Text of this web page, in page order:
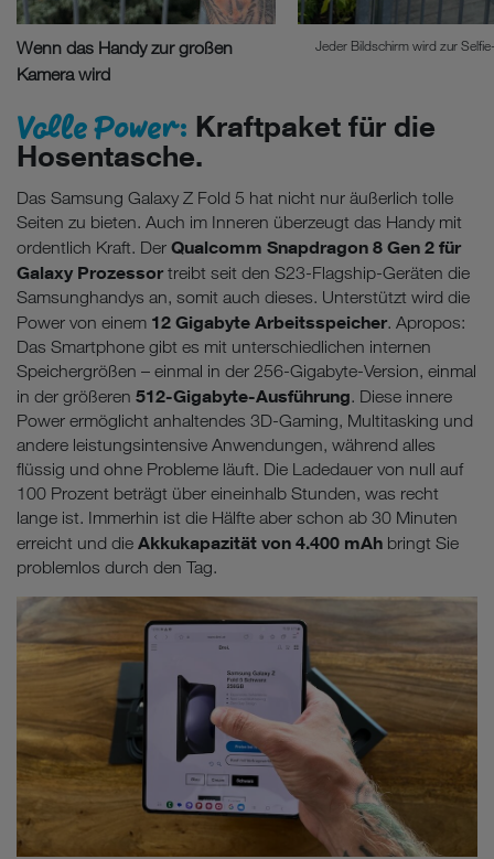
Wenn das Handy zur großen
Kamera wird
Jeder Bildschirm wird zur
Volle Power: Kraftpaket für die
Hosentasche.
Das Samsung Galaxy Z Fold 5 hat nicht nur äußerlich tolle
Seiten zu bieten. Auch im Inneren überzeugt das Handy mit
ordentlich Kraft. Der Qualcomm Snapdragon 8 Gen 2 für
Galaxy Prozessor treibt seit den S23-Flagship-Geräten die
Samsunghandys an, somit auch dieses. Unterstützt wird die
Power von einem 12 Gigabyte Arbeitsspeicher. Apropos:
Das Smartphone gibt es mit unterschiedlichen internen
Speichergrößen – einmal in der 256-Gigabyte-Version, einmal
in der größeren 512-Gigabyte-Ausführung. Diese innere
Power ermöglicht anhaltendes 3D-Gaming, Multitasking und
andere leistungsintensive Anwendungen, während alles
flüssig und ohne Probleme läuft. Die Ladedauer von null auf
100 Prozent beträgt über eineinhalb Stunden, was recht
lange ist. Immerhin ist die Hälfte aber schon ab 30 Minuten
erreicht und die Akkukapazität von 4.400 mAh bringt Sie
problemlos durch den Tag.